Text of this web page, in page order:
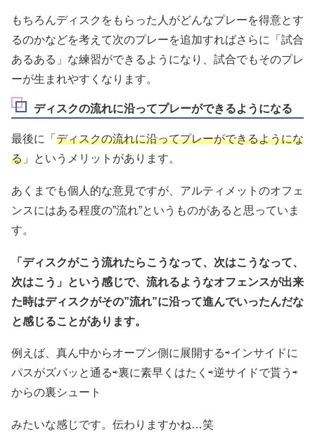
もちろんディスクをもらった人がどんなプレーを得意とす
るのかなどを考えて次のプレーを追加すればさらに「試合
あるある」な練習ができるようになり、試合でもそのプレ
ーが生まれやすくなります。
ディスクの流れに沿ってプレーができるようになる
最後に「 ディスクの流れに沿ってプレーができるようにな
る 」というメリットがあります。
あくまでも個人的な意見ですが、アルティメットのオフェ
ンスにはある程度の”流れ”というものがあると思っていま
す。
「ディスクがこう流れたらこうなって、次はこうなって、
次はこう」という感じで、流れるようなオフェンスが出来
た時はディスクがその”流れ”に沿って進んでいったんだな
と感じることがあります。
例えば、真ん中からオープン側に展開する⇨インサイドに
パスがズバッと通る⇨裏に素早くはたく⇨逆サイドで貰う⇨
からの裏シュート
みたいな感じです。伝わりますかね…笑